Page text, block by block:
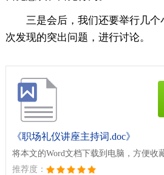
三是会后，我们还要举行几
次发现的突出问题，进行讨论。
《职场礼仪讲座主持词.doc》
将本文的Word文档下载到电脑，方便收
推荐度：